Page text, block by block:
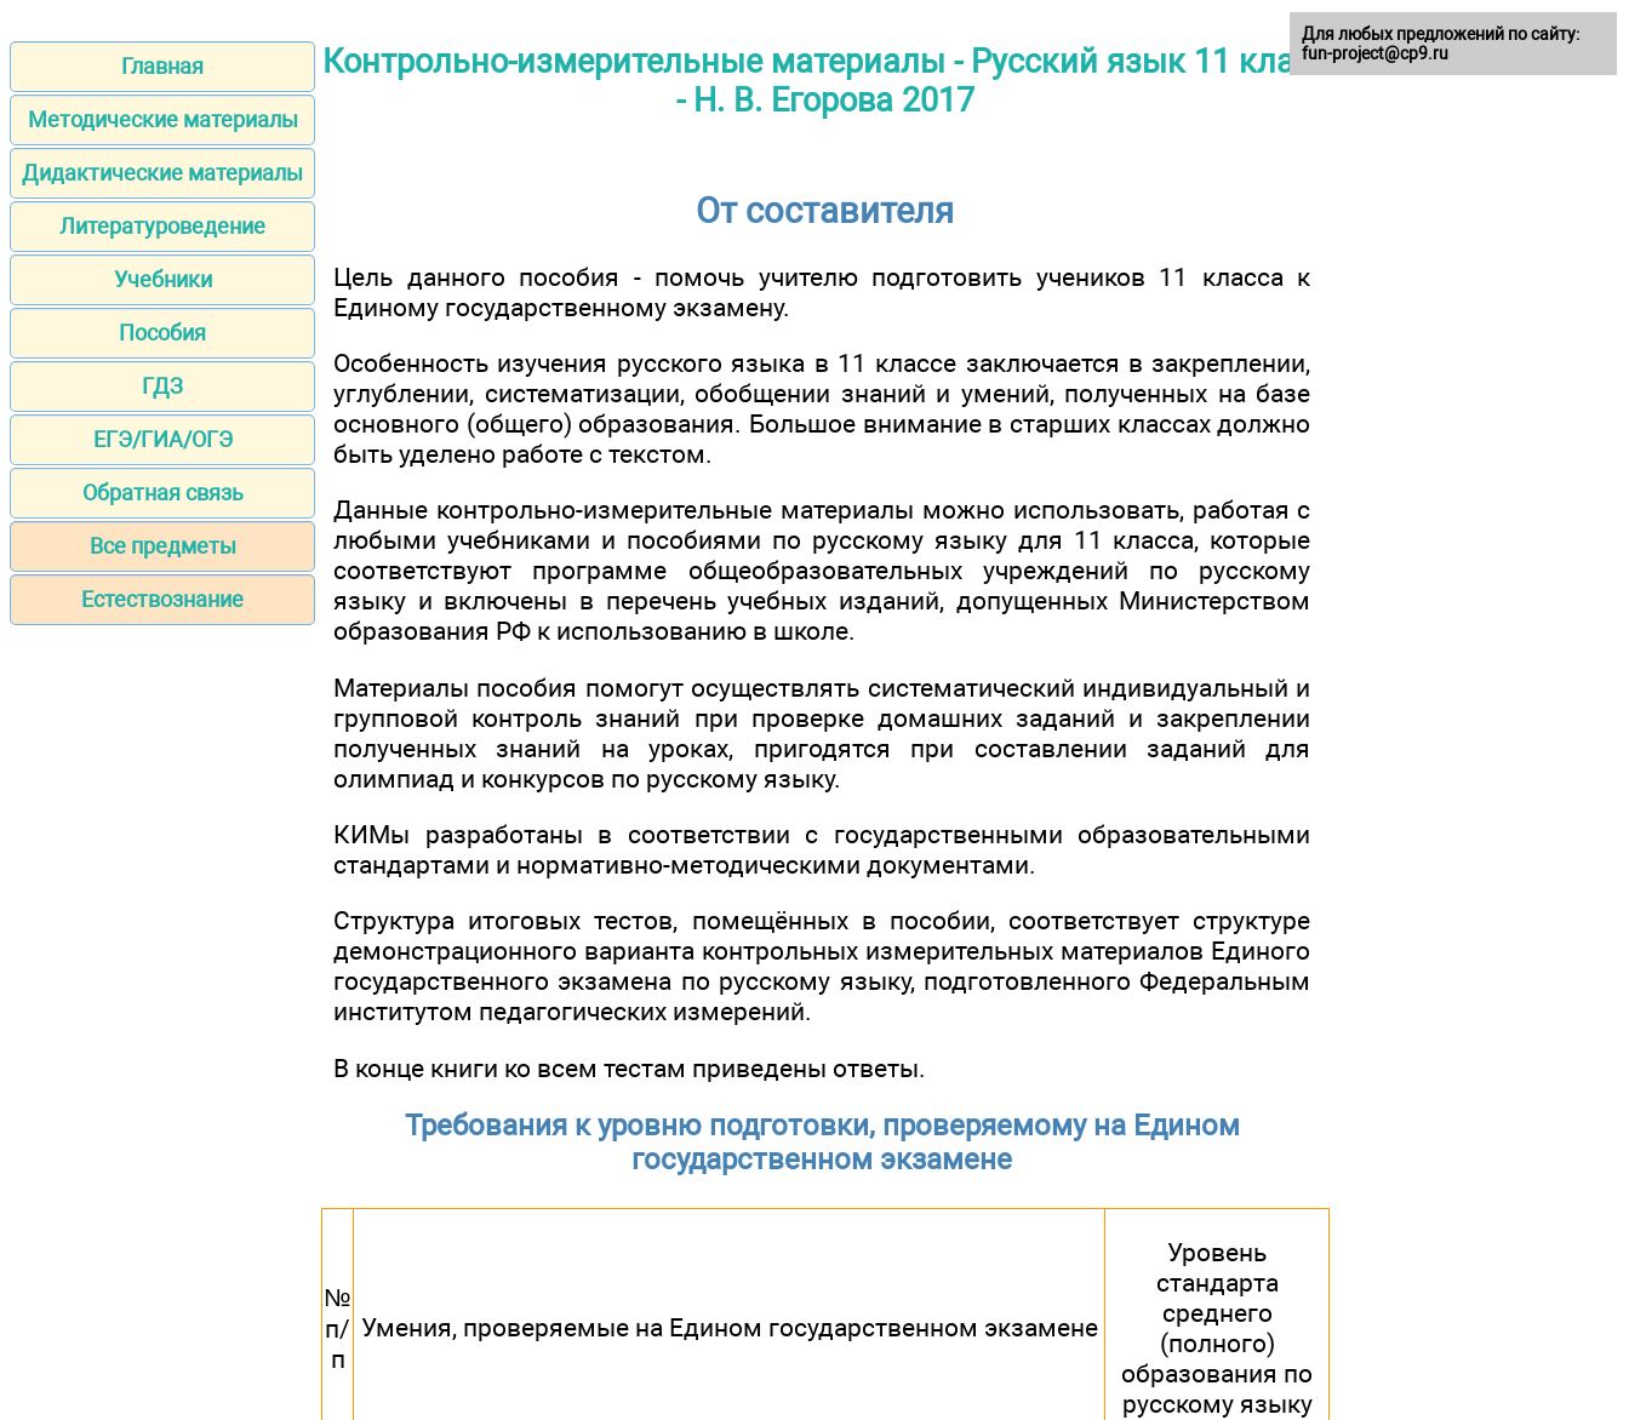
Главная
Методические материалы
Дидактические материалы
Литературоведение
Учебники
Пособия
ГДЗ
ЕГЭ/ГИА/ОГЭ
Обратная связь
Все предметы
Естествознание
Контрольно-измерительные материалы - Русский язык 11 класс
- Н. В. Егорова 2017
От составителя
Цель данного пособия - помочь учителю подготовить учеников 11 класса к
Единому государственному экзамену.
Особенность изучения русского языка в 11 классе заключается в закреплении,
углублении, систематизации, обобщении знаний и умений, полученных на базе
основного (общего) образования. Большое внимание в старших классах должно
быть уделено работе с текстом.
Данные контрольно-измерительные материалы можно использовать, работая с
любыми учебниками и пособиями по русскому языку для 11 класса, которые
соответствуют программе общеобразовательных учреждений по русскому
языку и включены в перечень учебных изданий, допущенных Министерством
образования РФ к использованию в школе.
Материалы пособия помогут осуществлять систематический индивидуальный и
групповой контроль знаний при проверке домашних заданий и закреплении
полученных знаний на уроках, пригодятся при составлении заданий для
олимпиад и конкурсов по русскому языку.
КИМы разработаны в соответствии с государственными образовательными
стандартами и нормативно-методическими документами.
Структура итоговых тестов, помещённых в пособии, соответствует структуре
демонстрационного варианта контрольных измерительных материалов Единого
государственного экзамена по русскому языку, подготовленного Федеральным
институтом педагогических измерений.
В конце книги ко всем тестам приведены ответы.
Требования к уровню подготовки, проверяемому на Едином
государственном экзамене
№
п/
п
Умения, проверяемые на Едином государственном экзамене
Уровень
стандарта
среднего
(полного)
образования по
русскому языку
Для любых предложений по сайту:
fun-project@cp9.ru